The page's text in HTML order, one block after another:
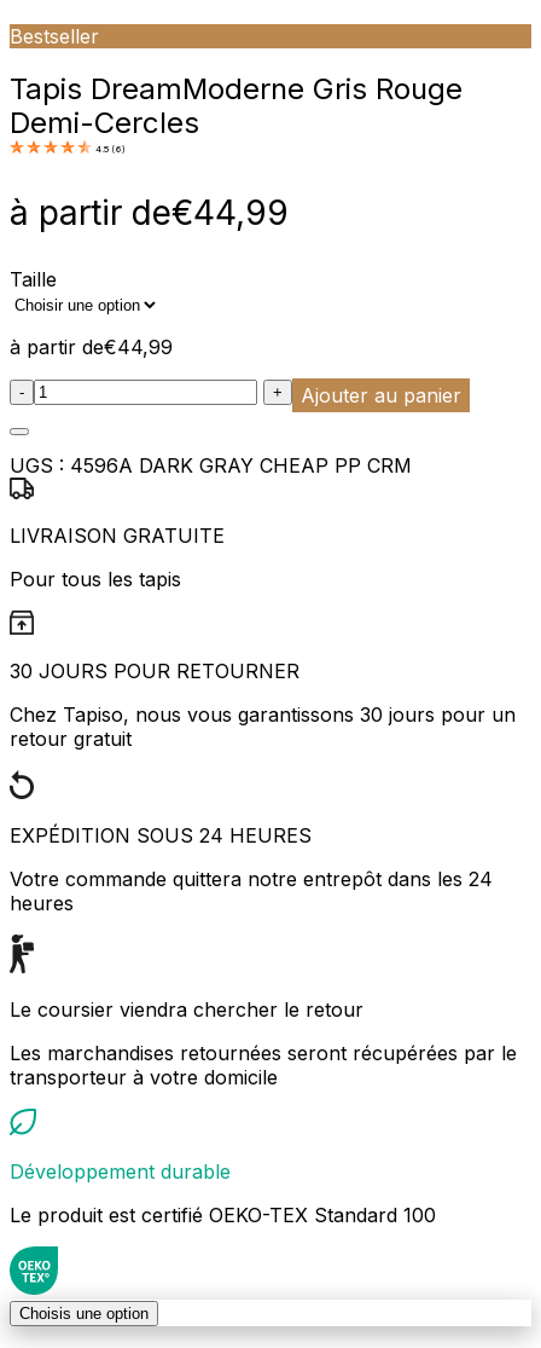
Bestseller
Tapis DreamModerne Gris Rouge
Demi-Cercles
4.5 (6)
à partir de€44,99
Taille
à partir de€44,99
:product_name quantity
- + Ajouter au panier
UGS : 4596A DARK GRAY CHEAP PP CRM
LIVRAISON GRATUITE
Pour tous les tapis
30 JOURS POUR RETOURNER
Chez Tapiso, nous vous garantissons 30 jours pour un
retour gratuit
EXPÉDITION SOUS 24 HEURES
Votre commande quittera notre entrepôt dans les 24
heures
Le coursier viendra chercher le retour
Les marchandises retournées seront récupérées par le
transporteur à votre domicile
Développement durable
Le produit est certifié OEKO-TEX Standard 100
Choisis une option